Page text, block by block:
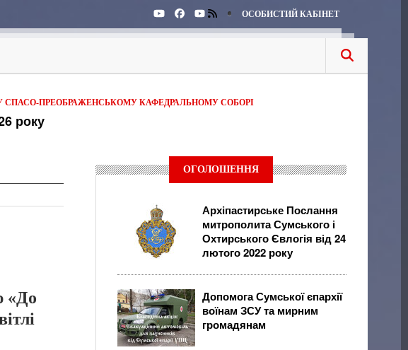
ОСОБИСТИЙ КАБІНЕТ
СПАСО-ПРЕОБРАЖЕНСЬКОМУ КАФЕДРАЛЬНОМУ СОБОРІ
року
«До
ОГОЛОШЕННЯ
Архіпастирське Послання
митрополита Сумського і
Охтирського Євлогія від 24
лютого 2022 року
Допомога Сумської єпархії
воїнам ЗСУ та мирним
громадянам